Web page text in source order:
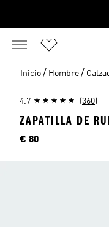
Inicio / Hombre /
4.7 (360)
ZAPATILLA DE
Precio
€ 80